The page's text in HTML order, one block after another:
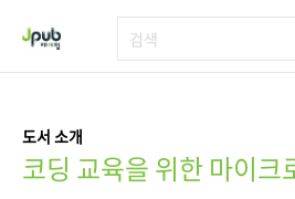
도서 소개
코딩 교육을 위한 마이크